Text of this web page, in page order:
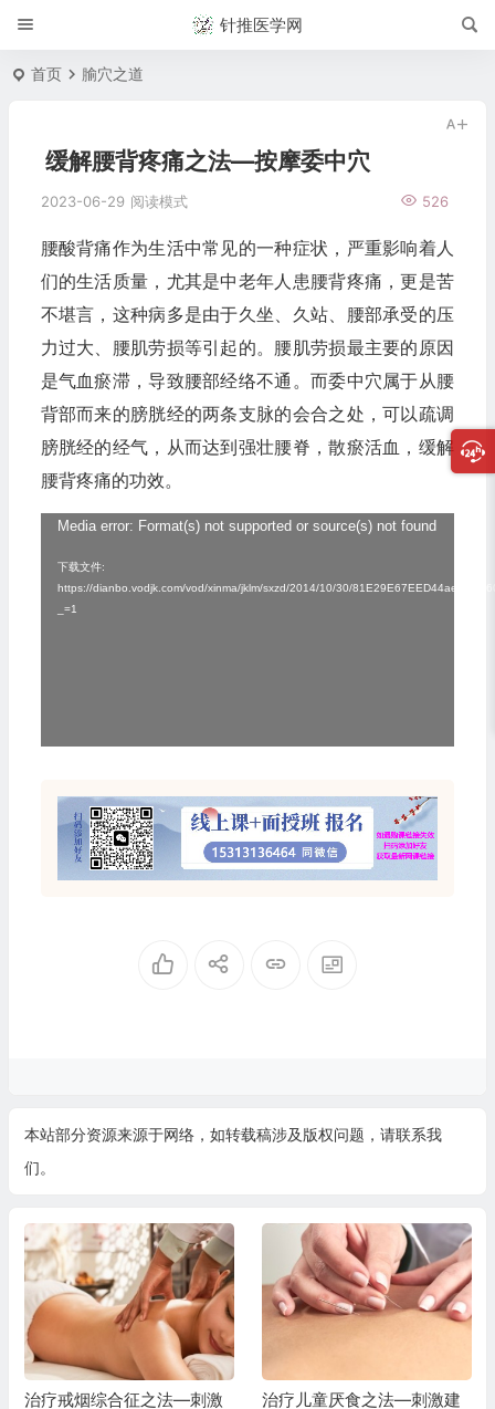
针推医学网
首页 腧穴之道
缓解腰背疼痛之法—按摩委中穴
2023-06-29 526
阅读模式
腰酸背痛作为生活中常见的一种症状，严重影响着人
们的生活质量，尤其是中老年人患腰背疼痛，更是苦
不堪言，这种病多是由于久坐、久站、腰部承受的压
力过大、腰肌劳损等引起的。腰肌劳损最主要的原因
是气血瘀滞，导致腰部经络不通。而委中穴属于从腰
背部而来的膀胱经的两条支脉的会合之处，可以疏调
膀胱经的经气，从而达到强壮腰脊，散瘀活血，缓解
腰背疼痛的功效。
Media error: Format(s) not supported or source(s) not found
下载文件:
https://dianbo.vodjk.com/vod/xinma/jklm/sxzd/2014/10/30/
_=1
本站部分资源来源于网络，如转载稿涉及版权问题，请联系我
们。
治疗戒烟综合征之法—刺激
治疗儿童厌食之法—刺激建